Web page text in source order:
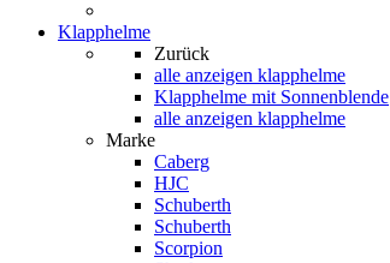
Klapphelme
Zurück
alle anzeigen klapphelme
Klapphelme mit Sonnenblende
alle anzeigen klapphelme
Marke
Caberg
HJC
Schuberth
Schuberth
Scorpion